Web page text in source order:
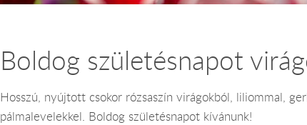
Boldog születésnapot
Hosszú, nyújtott csokor rózsaszín virágokból, liliommal,
pálmalevelekkel. Boldog születésnapot kívánunk!